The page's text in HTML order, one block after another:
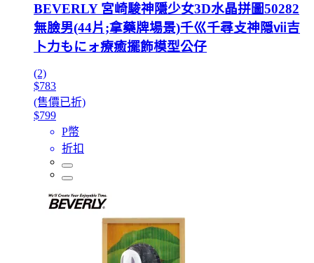
BEVERLY 宮崎駿神隱少女3D水晶拼圖50282
無臉男(44片;拿藥牌場景)千巛千尋攴神隠ⅶ吉
卜力もにォ療癒擺飾模型公仔
(2)
$783
(售價已折)
$799
P幣
折扣